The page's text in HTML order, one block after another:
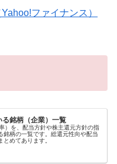
ファイナンス）
る銘柄（企業）一覧
）を、配当方針や株主還元方針の指
銘柄の一覧です。総還元性向や配当
めてあります。